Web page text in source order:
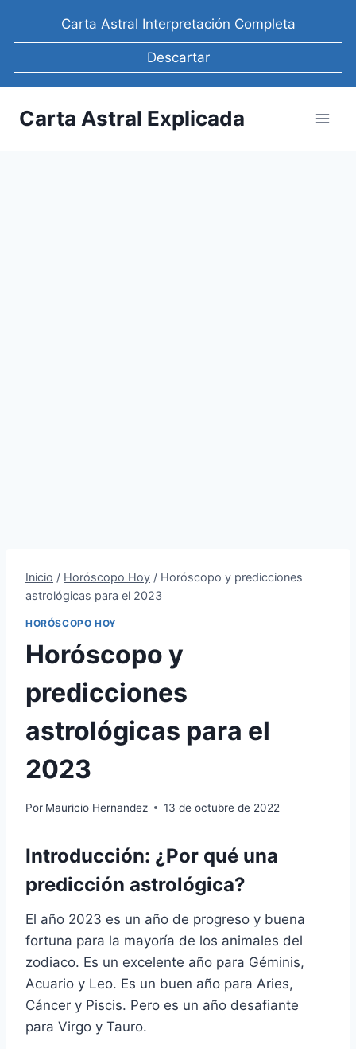
Carta Astral Interpretación Completa
Descartar
Carta Astral Explicada
Inicio / Horóscopo Hoy / Horóscopo y predicciones
astrológicas para el 2023
HORÓSCOPO HOY
Horóscopo y
predicciones
astrológicas para el
2023
Por Mauricio Hernandez 13 de octubre de 2022
Introducción: ¿Por qué una
predicción astrológica?
El año 2023 es un año de progreso y buena
fortuna para la mayoría de los animales del
zodiaco. Es un excelente año para Géminis,
Acuario y Leo. Es un buen año para Aries,
Cáncer y Piscis. Pero es un año desafiante
para Virgo y Tauro.